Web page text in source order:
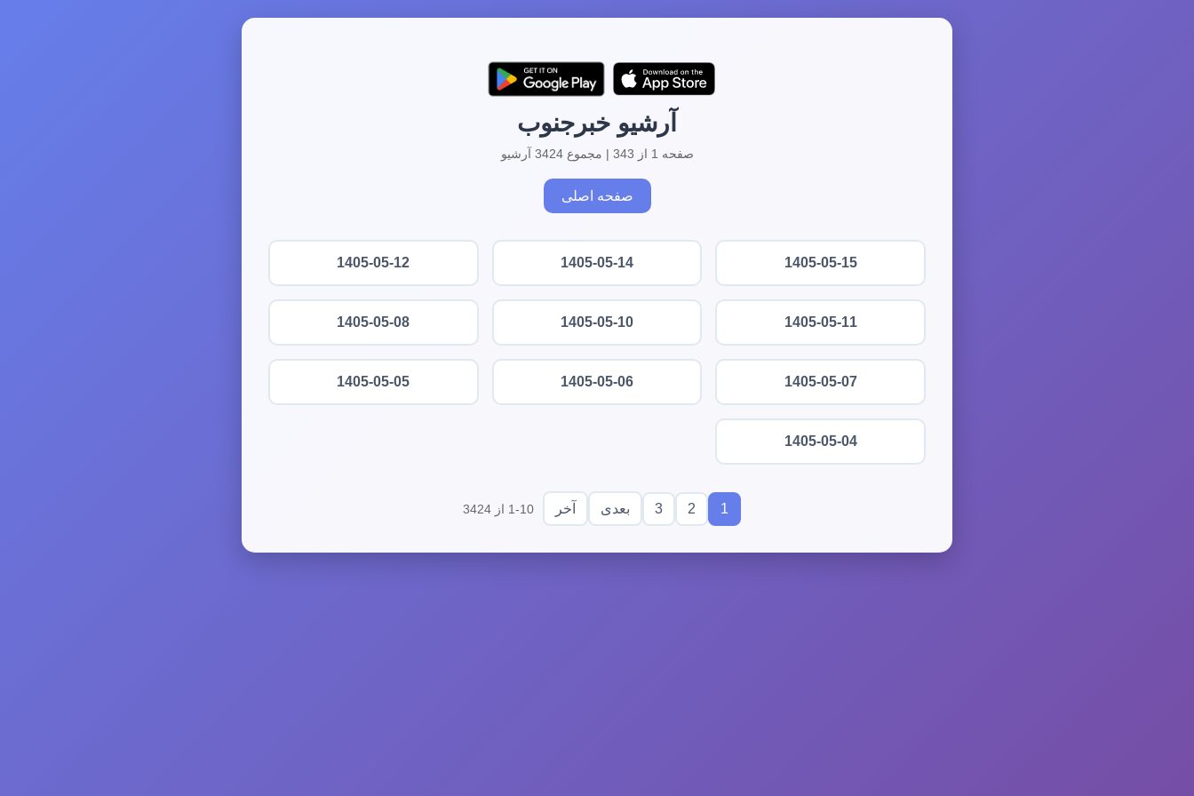
آرشیو خبرجنوب
صفحه 1 از 343 | مجموع 3424 آرشیو
صفحه اصلی
1405-05-15
1405-05-14
1405-05-12
1405-05-11
1405-05-10
1405-05-08
1405-05-07
1405-05-06
1405-05-05
1405-05-04
1
2
3 بعدی آخر 1-10 از 3424